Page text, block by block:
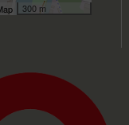
300 m